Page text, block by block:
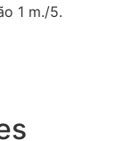
1 m./5.